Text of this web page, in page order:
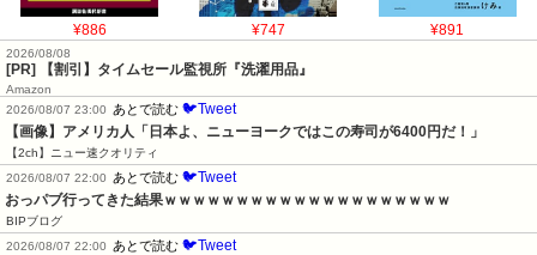
¥886 ¥747 ¥891
2026/08/08
[PR] 【割引】タイムセール監視所『洗濯用品』
Amazon
2026/08/07 23:00
あとで読む 🐦Tweet
【画像】アメリカ人「日本よ、ニューヨークではこの寿司が6400円だ！」
【2ch】ニュー速クオリティ
2026/08/07 22:00
あとで読む 🐦Tweet
おっパブ行ってきた結果ｗｗｗｗｗｗｗｗｗｗｗｗｗｗｗｗｗｗｗｗ
BIPブログ
2026/08/07 22:00
あとで読む 🐦Tweet